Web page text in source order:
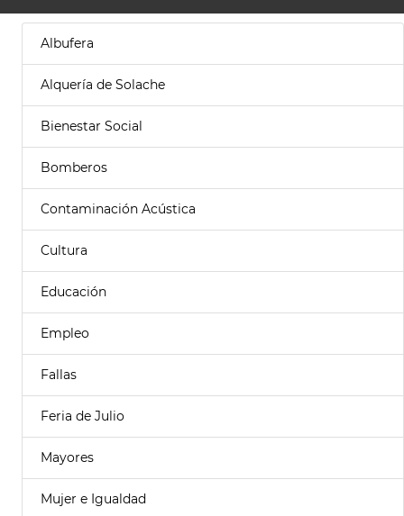
Albufera
Alquería de Solache
Bienestar Social
Bomberos
Contaminación Acústica
Cultura
Educación
Empleo
Fallas
Feria de Julio
Mayores
Mujer e Igualdad